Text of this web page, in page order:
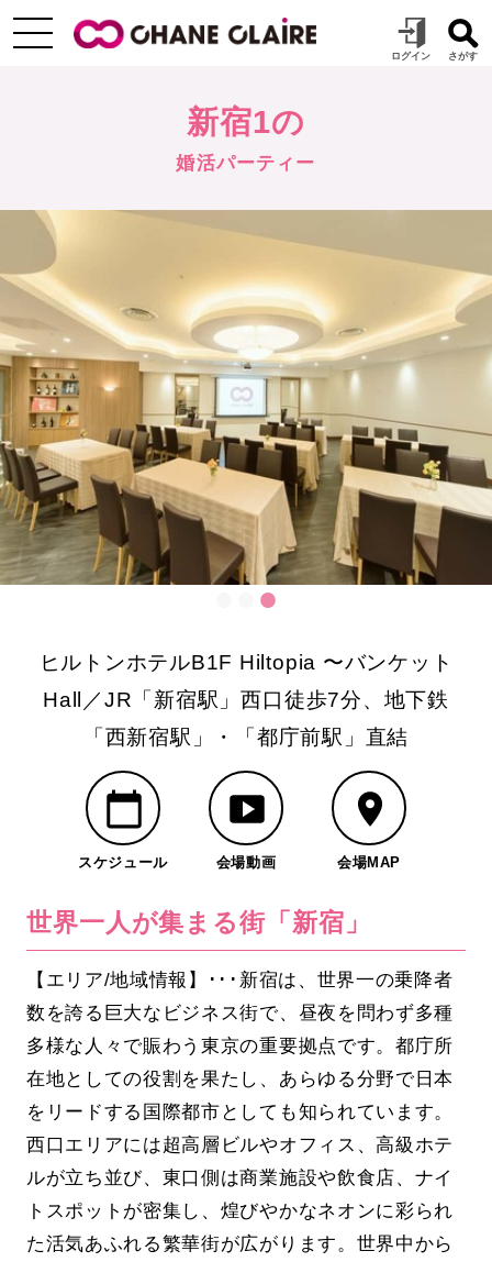
新宿1の
婚活パーティー
ヒルトンホテルB1F Hiltopia 〜バンケット
Hall／JR「新宿駅」西口徒歩7分、地下鉄
「西新宿駅」・「都庁前駅」直結
スケジュール 会場動画 会場MAP
世界一人が集まる街「新宿」
【エリア/地域情報】･･･新宿は、世界一の乗降者
数を誇る巨大なビジネス街で、昼夜を問わず多種
多様な人々で賑わう東京の重要拠点です。都庁所
在地としての役割を果たし、あらゆる分野で日本
をリードする国際都市としても知られています。
西口エリアには超高層ビルやオフィス、高級ホテ
ルが立ち並び、東口側は商業施設や飲食店、ナイ
トスポットが密集し、煌びやかなネオンに彩られ
た活気あふれる繁華街が広がります。世界中から